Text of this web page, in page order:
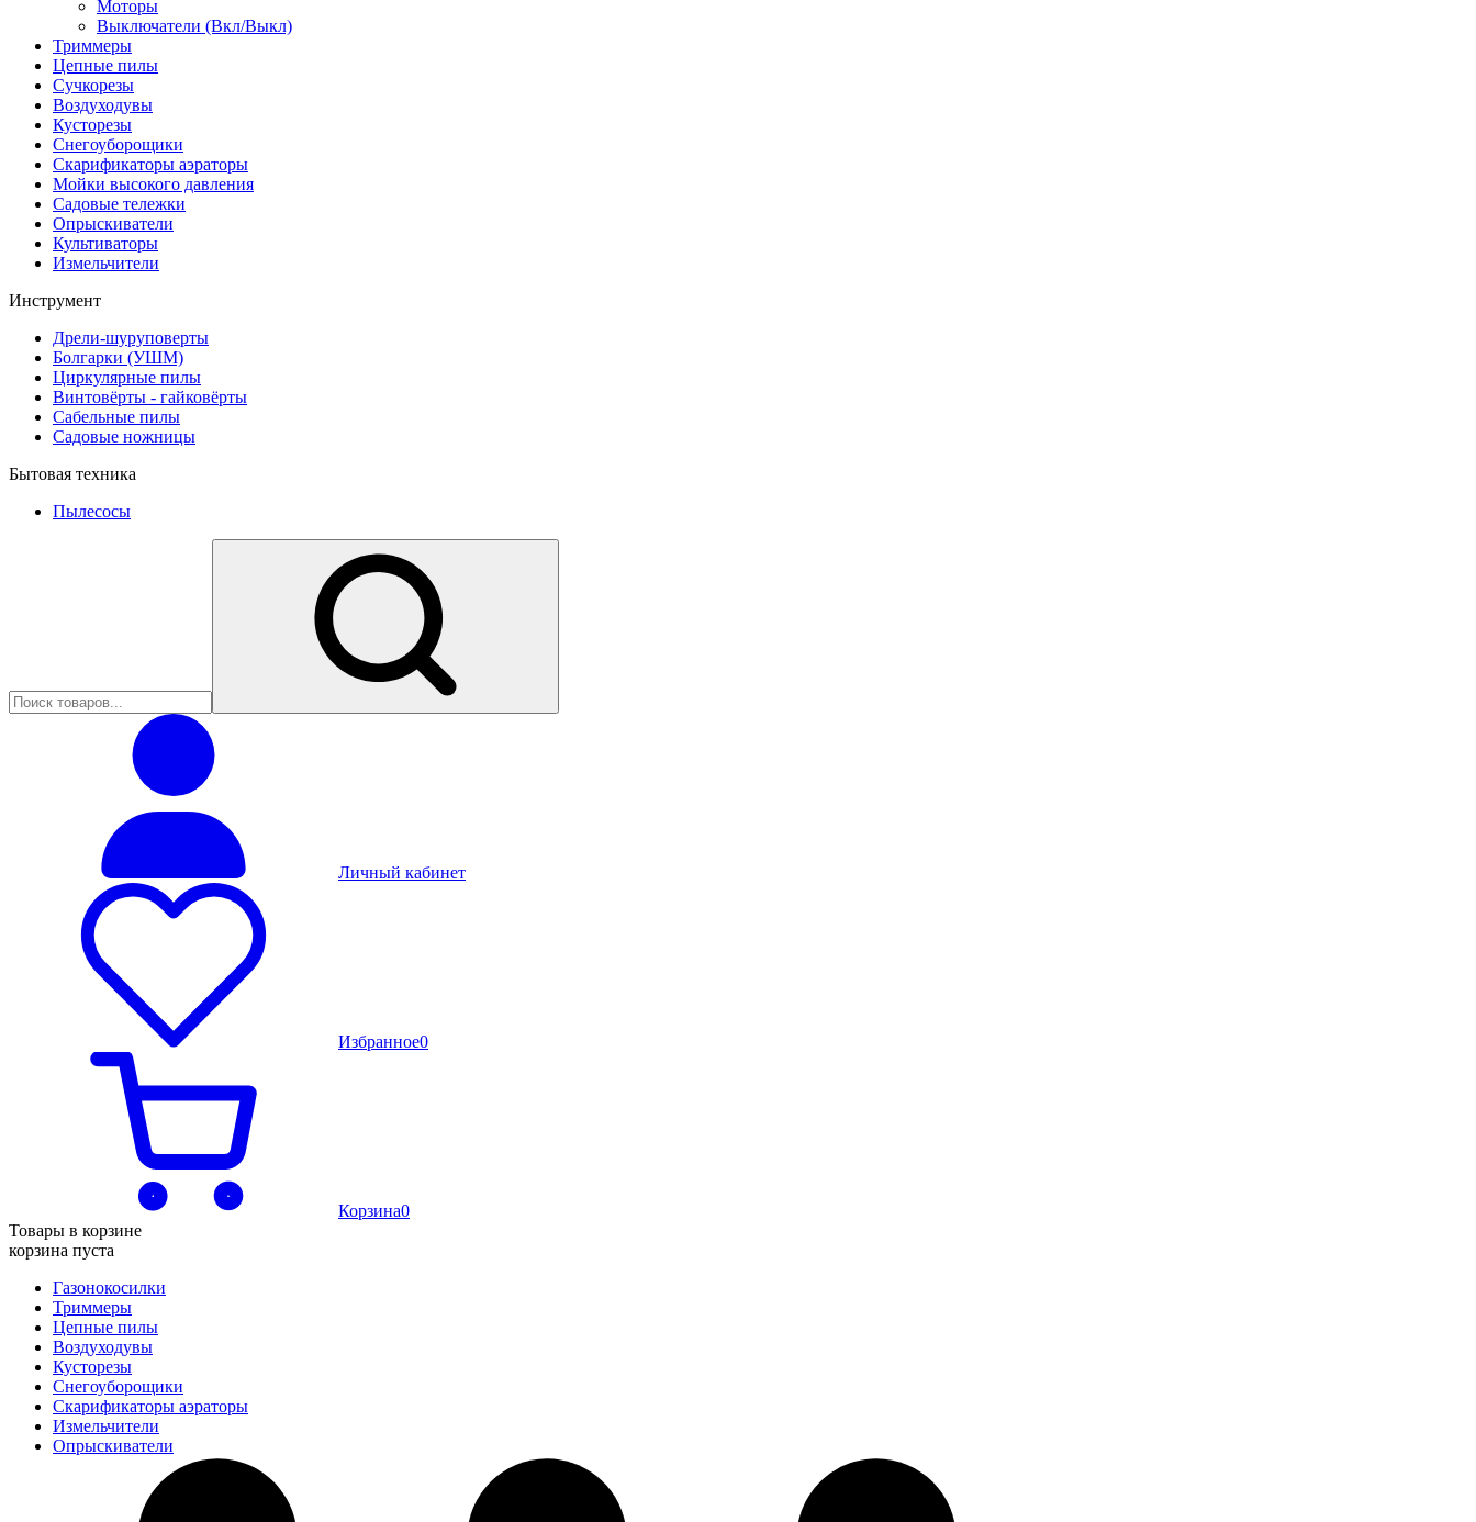
Моторы
Выключатели (Вкл/Выкл)
Триммеры
Цепные пилы
Cучкорезы
Воздуходувы
Кусторезы
Снегоуборощики
Скарификаторы аэраторы
Мойки высокого давления
Садовые тележки
Опрыскиватели
Культиваторы
Измельчители
Инструмент
Дрели-шуруповерты
Болгарки (УШМ)
Циркулярные пилы
Винтовёрты - гайковёрты
Сабельные пилы
Садовые ножницы
Бытовая техника
Пылесосы
Личный кабинет
Избранное0
Корзина0
Товары в корзине
корзина пуста
Газонокосилки
Триммеры
Цепные пилы
Воздуходувы
Кусторезы
Снегоуборощики
Скарификаторы аэраторы
Измельчители
Опрыскиватели